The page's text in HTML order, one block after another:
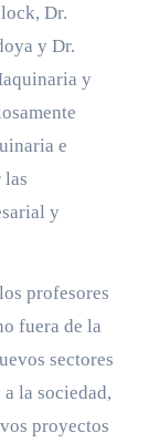
Dr.
y Dr.
y
e
las
y
profesores
fuera de la
sectores
la sociedad,
proyectos